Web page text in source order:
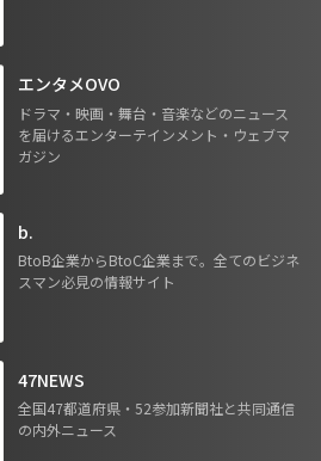
エンタメOVO
ドラマ・映画・舞台・音楽などのニュース
を届けるエンターテインメント・ウェブマ
ガジン
b.
BtoB企業からBtoC企業まで。全てのビジネ
スマン必見の情報サイト
47NEWS
全国47都道府県・52参加新聞社と共同通信
の内外ニュース